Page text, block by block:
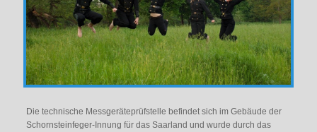
Die technische Messgeräteprüfstelle befindet sich im Gebäude der
Schornsteinfeger-Innung für das Saarland und wurde durch das